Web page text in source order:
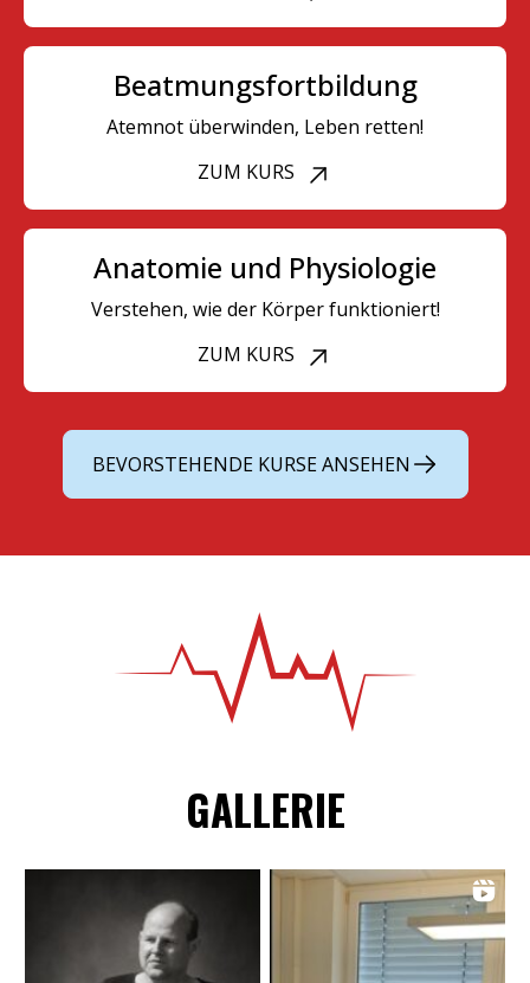
Beatmungsfortbildung
Atemnot überwinden, Leben retten!
ZUM KURS
Anatomie und Physiologie
Verstehen, wie der Körper funktioniert!
ZUM KURS
BEVORSTEHENDE KURSE ANSEHEN
GALLERIE